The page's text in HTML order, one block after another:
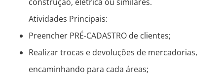
Atividades Principais:
Preencher PRÉ-CADASTRO de clientes;
Realizar trocas e devoluções de mercadorias,
encaminhando para cada áreas;